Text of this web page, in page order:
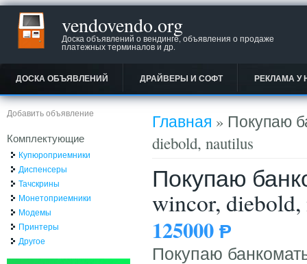
vendovendo.org
Доска объявлений о вендинге, объявления о продаже
платежных терминалов и др.
ДОСКА ОБЪЯВЛЕНИЙ ДРАЙВЕРЫ И СОФТ РЕКЛАМА У
Вы здесь
Главная » Покупаю
diebold, nautilus
Покупаю
wincor,
125000 Ᵽ
Покупаю
Добавить объявление
Комплектующие
Купюроприемники
Диспенсеры
Тачскрины
Монетоприемники
Модемы
Принтеры
Другое